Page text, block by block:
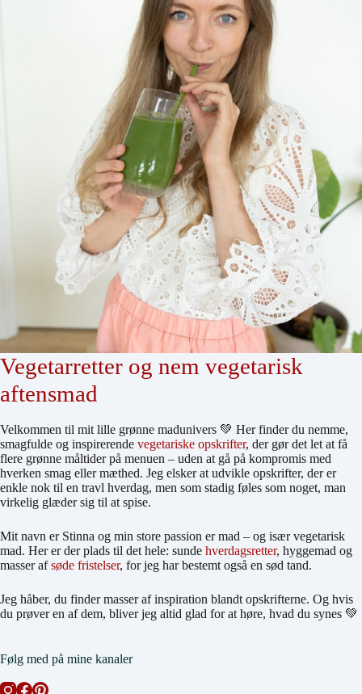
Vegetarretter og nem vegetarisk
aftensmad
Velkommen til mit lille grønne madunivers 💚 Her finder du nemme,
smagfulde og inspirerende vegetariske opskrifter, der gør det let at få
flere grønne måltider på menuen – uden at gå på kompromis med
hverken smag eller mæthed. Jeg elsker at udvikle opskrifter, der er
enkle nok til en travl hverdag, men som stadig føles som noget, man
virkelig glæder sig til at spise.
Mit navn er Stinna og min store passion er mad – og især vegetarisk
mad. Her er der plads til det hele: sunde hverdagsretter, hyggemad og
masser afsøde fristelser, for jeg har bestemt også en sød tand.
Jeg håber, du finder masser af inspiration blandt opskrifterne. Og hvis
du prøver en af dem, bliver jeg altid glad for at høre, hvad du synes 💚
Følg med på mine kanaler